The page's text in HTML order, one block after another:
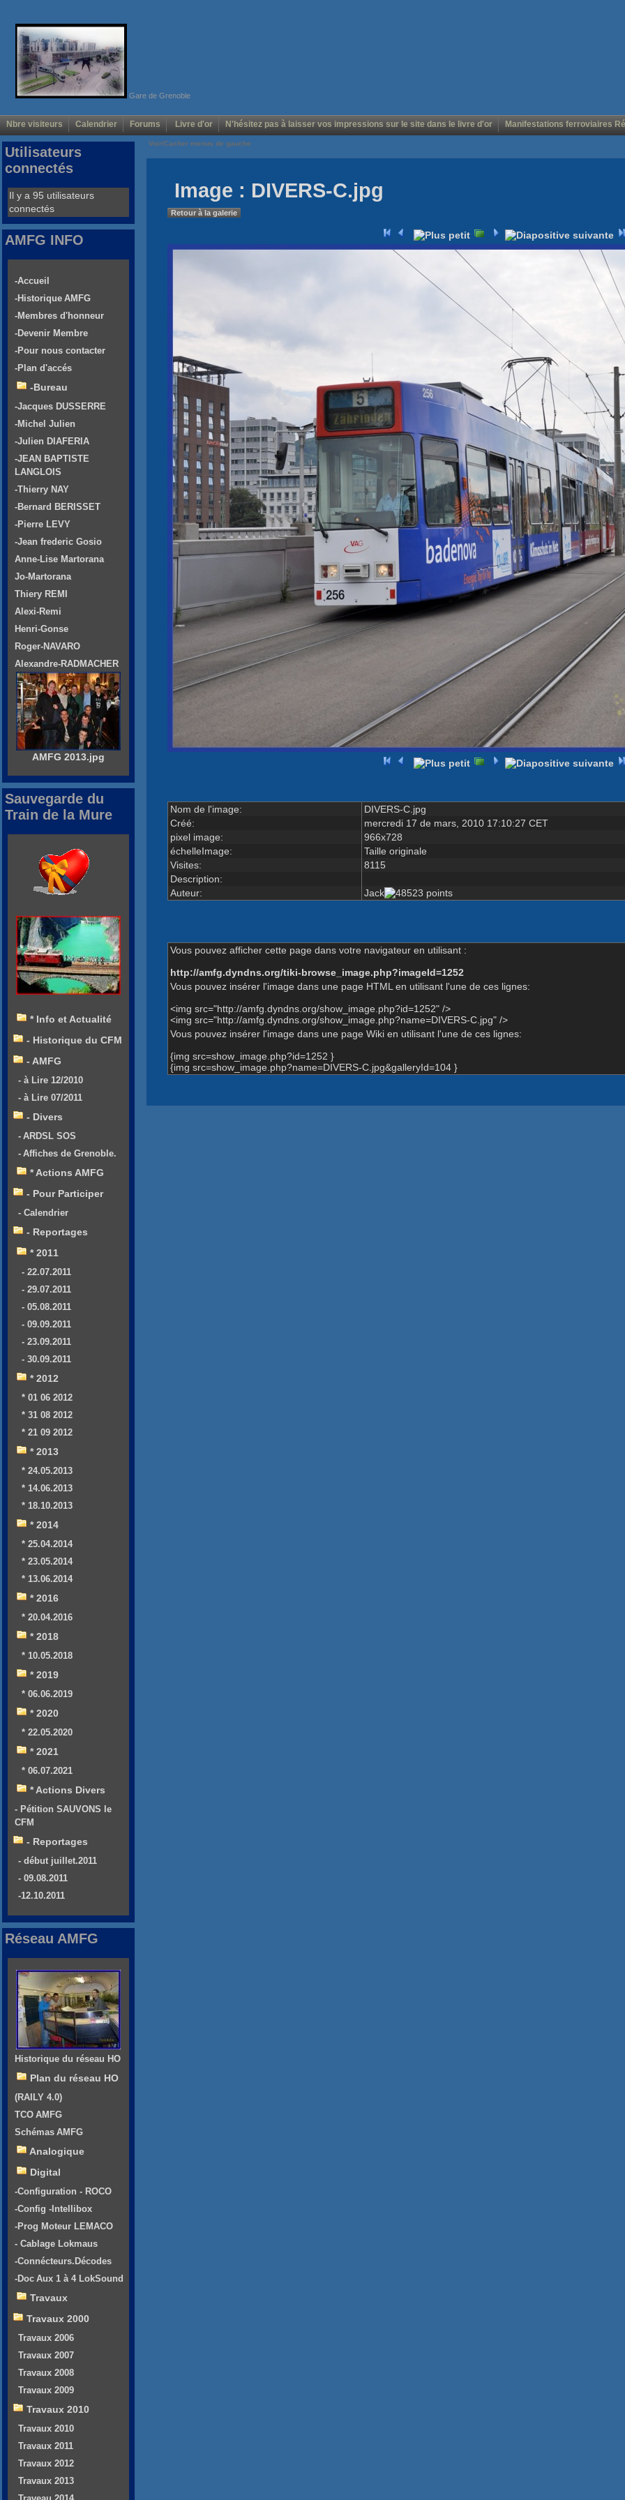
Gare de Grenoble
Nbre visiteurs Calendrier Forums Livre d'or N'hésitez pas à laisser vos impressions sur le site dans le livre d'or Manifestations ferroviaires
Voir/Cacher menus de gauche
Image : DIVERS-C.jpg
Retour à la galerie
Nom de l'image:
DIVERS-C.jpg
Créé:
mercredi 17 de mars, 2010 17:10:27 CET
pixel image:
966x728
échelleImage:
Taille originale
Visites:
8115
Description:
Auteur:
Jack
Vous pouvez afficher cette page dans votre navigateur en utilisant :
http://amfg.dyndns.org/tiki-browse_image.php?imageId=1252
Vous pouvez insérer l'image dans une page HTML en utilisant l'une de ces lignes:
<img src="http://amfg.dyndns.org/show_image.php?id=1252" />
<img src="http://amfg.dyndns.org/show_image.php?name=DIVERS-C.jpg" />
Vous pouvez insérer l'image dans une page Wiki en utilisant l'une de ces lignes:
{img src=show_image.php?id=1252 }
{img src=show_image.php?name=DIVERS-C.jpg&galleryId=104 }
Utilisateurs
connectés
Il y a 95 utilisateurs
connectés
AMFG INFO
-Accueil
-Historique AMFG
-Membres d'honneur
-Devenir Membre
-Pour nous contacter
-Plan d'accés
-Bureau
-Jacques DUSSERRE
-Michel Julien
-Julien DIAFERIA
-JEAN BAPTISTE
LANGLOIS
-Thierry NAY
-Bernard BERISSET
-Pierre LEVY
-Jean frederic Gosio
Anne-Lise Martorana
Jo-Martorana
Thiery REMI
Alexi-Remi
Henri-Gonse
Roger-NAVARO
Alexandre-RADMACHER
AMFG 2013.jpg
Sauvegarde du
Train de la Mure
* Info et Actualité
- Historique du CFM
- AMFG
- à Lire 12/2010
- à Lire 07/2011
- Divers
- ARDSL SOS
- Affiches de Grenoble.
* Actions AMFG
- Pour Participer
- Calendrier
- Reportages
* 2011
- 22.07.2011
- 29.07.2011
- 05.08.2011
- 09.09.2011
- 23.09.2011
- 30.09.2011
* 2012
* 01 06 2012
* 31 08 2012
* 21 09 2012
* 2013
* 24.05.2013
* 14.06.2013
* 18.10.2013
* 2014
* 25.04.2014
* 23.05.2014
* 13.06.2014
* 2016
* 20.04.2016
* 2018
* 10.05.2018
* 2019
* 06.06.2019
* 2020
* 22.05.2020
* 2021
* 06.07.2021
* Actions Divers
- Pétition SAUVONS le
CFM
- Reportages
- début juillet.2011
- 09.08.2011
-12.10.2011
Réseau AMFG
Historique du réseau HO
Plan du réseau HO
(RAILY 4.0)
TCO AMFG
Schémas AMFG
Analogique
Digital
-Configuration - ROCO
-Config -Intellibox
-Prog Moteur LEMACO
- Cablage Lokmaus
-Connécteurs.Décodes
-Doc Aux 1 à 4 LokSound
Travaux
Travaux 2000
Travaux 2006
Travaux 2007
Travaux 2008
Travaux 2009
Travaux 2010
Travaux 2010
Travaux 2011
Travaux 2012
Travaux 2013